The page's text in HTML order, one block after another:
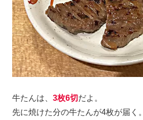
牛たんは、 3枚6切だよ。
先に焼けた分の牛たんが4枚が届く。